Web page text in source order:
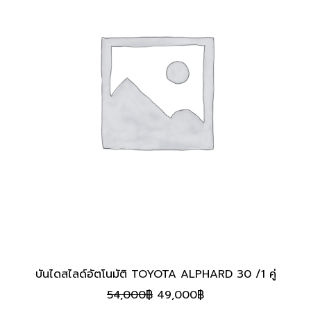
บันไดสไลด์อัตโนมัติ TOYOTA ALPHARD 30 /1 คู่
54,000฿ Original
49,000฿Current